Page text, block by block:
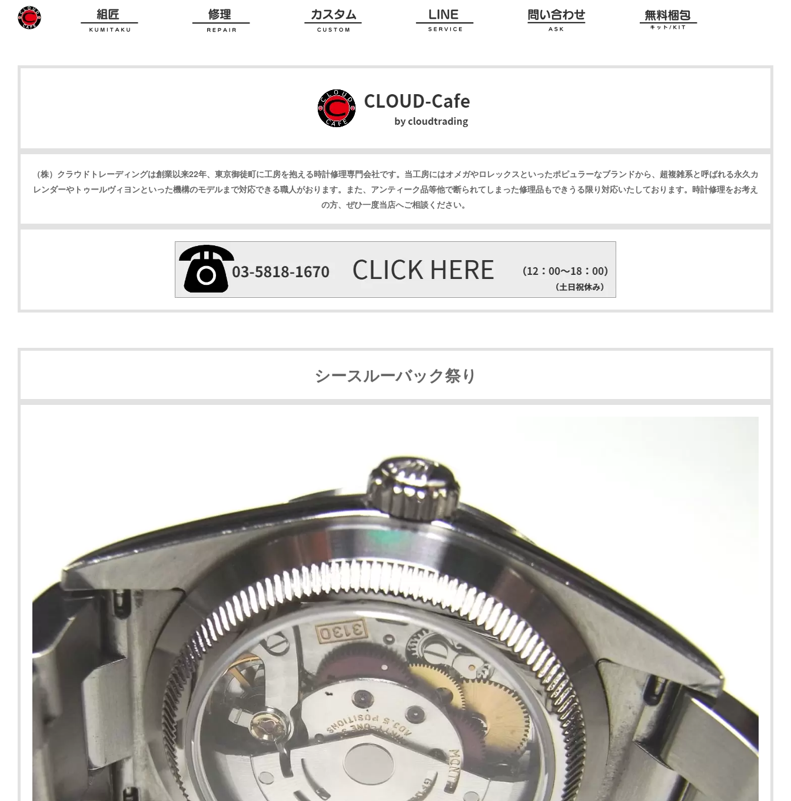
（株）クラウドトレーディングは創業以来22年、東京御徒町に工房を抱える時計修理専門会社です。 当工房にはオメガやロレックスといったポピュラーなブランドから、超複雑系と呼ばれる永久カ
レンダーやトゥールヴィヨンといった機構のモデルまで対応できる職人がおります。 また、アンティーク品等他で断られてしまった修理品もできうる限り対応いたしております。時計修理をお考え
の方、ぜひ一度当店へご相談ください。
シースルーバック祭り